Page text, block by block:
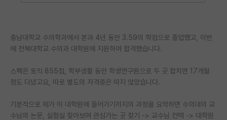
학부 인턴 게시판
임용 후기 게시판
PI 전용 게시판
충남대학교 수의학과에서 본과 4년 동안 3.59의 학점으로 졸업했고, 이번
에 전북대학교 수의과 대학원에 지원하여 합격했습니다.
스펙은 토익 855점, 학부생활 동안 학생연구원으로 두 곳 합치면 17개월
정도 다녔고요, 따로 별도의 자격증은 따지 않았습니다.
기본적으로 제가 이 대학원에 들어가기까지의 과정을 요약하면 수의대의 교
수님의 논문, 실험실 찾아보며 관심가는 곳 찾기 -> 교수님 컨택 -> 대학원